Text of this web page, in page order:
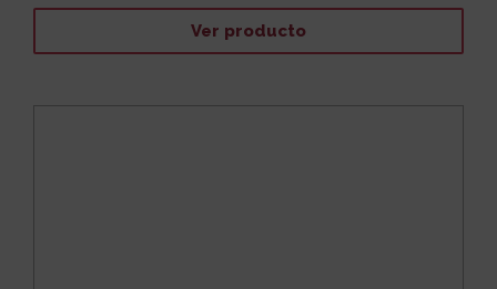
Ver producto